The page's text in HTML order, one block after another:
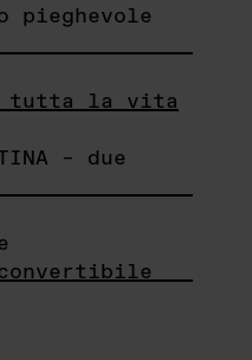
pieghevole
tutta la vita
– due